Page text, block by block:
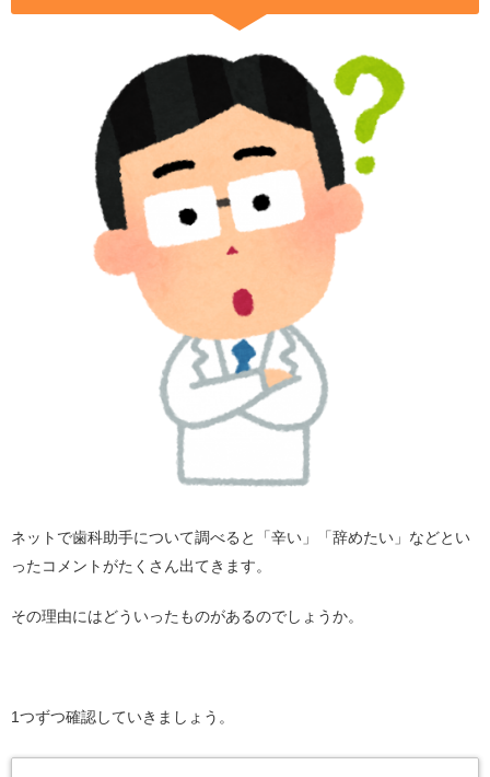
ネットで歯科助手について調べると「辛い」「辞めたい」などとい
ったコメントがたくさん出てきます。
その理由にはどういったものがあるのでしょうか。
1つずつ確認していきましょう。